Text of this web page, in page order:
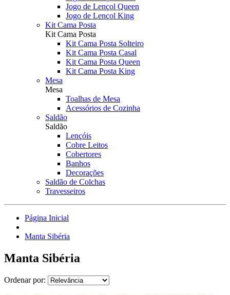
Jogo de Lençol Queen
Jogo de Lençol King
Kit Cama Posta
Kit Cama Posta
Kit Cama Posta Solteiro
Kit Cama Posta Casal
Kit Cama Posta Queen
Kit Cama Posta King
Mesa
Mesa
Toalhas de Mesa
Acessórios de Cozinha
Saldão
Saldão
Lençóis
Cobre Leitos
Cobertores
Banhos
Decorações
Saldão de Colchas
Travesseiros
Página Inicial
Manta Sibéria
Manta Sibéria
Ordenar por: